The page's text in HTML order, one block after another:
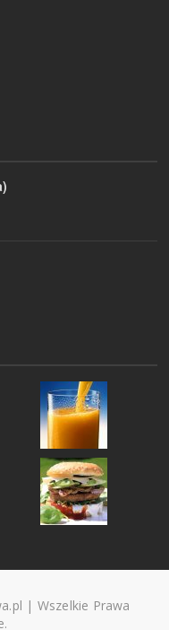
| Wszelkie Prawa